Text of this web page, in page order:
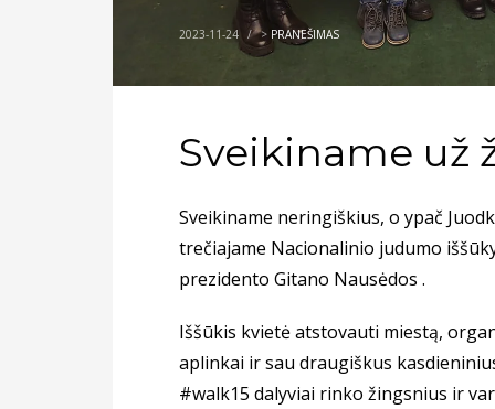
2023-11-24 / > PRANEŠIMAS
Sveikiname už
Sveikiname neringiškius, o ypač
trečiajame Nacionalinio judumo
prezidento Gitano Nausėdos .
Iššūkis kvietė atstovauti miestą,
aplinkai ir sau draugiškus
#walk15 dalyviai rinko žingsnius ir